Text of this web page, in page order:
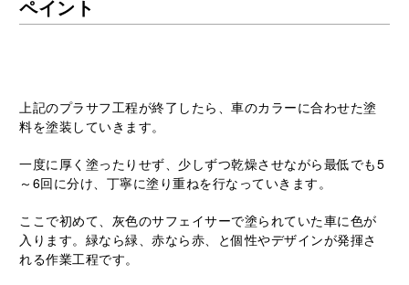
ペイント
上記のプラサフ工程が終了したら、車のカラーに合わせた塗
料を塗装していきます。
一度に厚く塗ったりせず、少しずつ乾燥させながら最低でも5
～6回に分け、丁寧に塗り重ねを行なっていきます。
ここで初めて、灰色のサフェイサーで塗られていた車に色が
入ります。緑なら緑、赤なら赤、と個性やデザインが発揮さ
れる作業工程です。